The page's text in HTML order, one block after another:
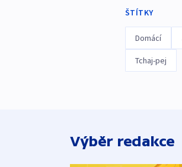
ŠTÍTKY
Domácí
Tchaj-pej
Výběr redakce